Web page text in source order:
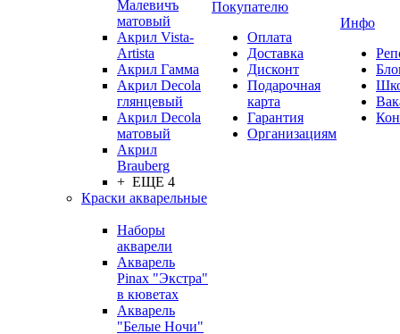
Малевичъ
матовый
Акрил Vista-
Artista
Акрил Гамма
Акрил Decola
глянцевый
Акрил Decola
матовый
Акрил
Brauberg
+ ЕЩЕ 4
Краски акварельные
Наборы
акварели
Акварель
Pinax "Экстра"
в кюветах
Акварель
"Белые Ночи"
Покупателю
Оплата
Доставка
Дисконт
Подарочная
карта
Гарантия
Организациям
Инфо